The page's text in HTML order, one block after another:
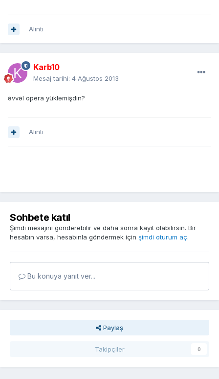
Alıntı
Karb10
Mesaj tarihi: 4 Ağustos 2013
əvvəl opera yükləmişdin?
Alıntı
Sohbete katıl
Şimdi mesajını gönderebilir ve daha sonra kayıt olabilirsin. Bir
hesabın varsa, hesabınla göndermek için şimdi oturum aç.
Bu konuya yanıt ver...
Paylaş
Takipçiler 0